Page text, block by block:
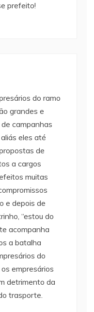
prefeito!
do ramo
grandes e
campanhas
eles até
de
a cargos
muitas
e depois de
“estou do
acompanha
a batalha
do
empresários
detrimento da
trasporte.